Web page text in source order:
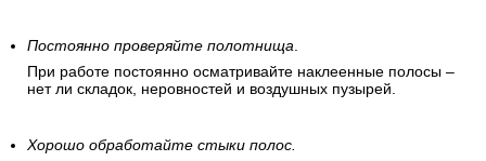
Постоянно проверяйте полотнища.
При работе постоянно осматривайте наклеенные полосы –
нет ли складок, неровностей и воздушных пузырей.
Хорошо обработайте стыки полос.